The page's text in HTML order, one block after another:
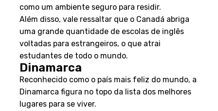
como um ambiente seguro para residir.
Além disso, vale ressaltar que o Canadá abriga
uma grande quantidade de escolas de inglês
voltadas para estrangeiros, o que atrai
estudantes de todo o mundo.
Dinamarca
Reconhecido como o país mais feliz do mundo, a
Dinamarca figura no topo da lista dos melhores
lugares para se viver.